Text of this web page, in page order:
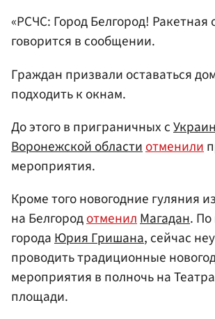
«РСЧС: Город Белгород! Ракетная
говорится в сообщении.
Граждан призвали оставаться
подходить к окнам.
До этого в приграничных с
Воронежской областиотменили
мероприятия.
Кроме того новогодние гуляния
на БелгородотменилМагадан.
городаЮрия Гришана, сейчас
проводить традиционные
мероприятия в полночь на
площади.